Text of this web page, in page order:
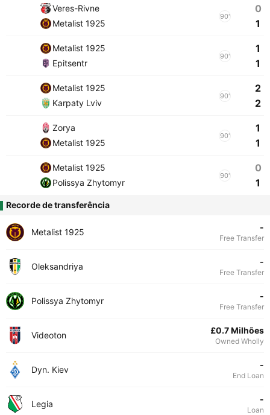
Veres-Rivne
Metalist 1925
90'
0
1
Metalist 1925
Epitsentr
90'
1
1
Metalist 1925
Karpaty Lviv
90'
2
2
Zorya
Metalist 1925
90'
1
1
Metalist 1925
Polissya Zhytomyr
90'
0
1
Recorde de transferência
Metalist 1925 -
Free Transfer
Oleksandriya -
Free Transfer
Polissya Zhytomyr -
Free Transfer
Videoton £0.7 Milhões
Owned Wholly
Dyn. Kiev -
End Loan
Legia -
Loan